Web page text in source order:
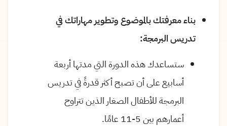
بناء معرفتك بالموضوع وتطوير مهاراتك في
تدريس البرمجة:
ستساعدك هذه الدورة التي مدتها أربعة
أسابيع على أن تصبح أكثر قدرةً في تدريس
البرمجة للأطفال الصغار الذين تتراوح
أعمارهم بين 5-11 عامًا.